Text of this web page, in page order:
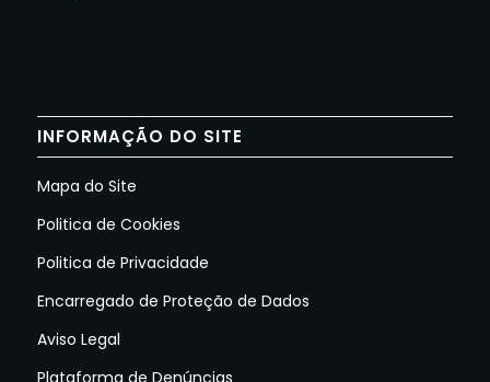
INFORMAÇÃO DO SITE
Mapa do Site
Politica de Cookies
Politica de Privacidade
Encarregado de Proteção de Dados
Aviso Legal
Plataforma de Denúncias